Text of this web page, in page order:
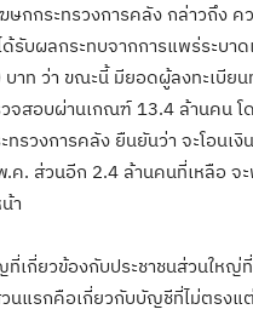
กกระทรวงการคลัง กล่าวถึง ค
ด้รับผลกระทบจากการแพร่ระบาด
าท ว่า ขณะนี้ มียอดผู้ลงทะเบีย
จสอบผ่านเกณฑ์ 13.4 ล้านคน โ
รวงการคลัง ยืนยันว่า จะโอนเงิ
ค. ส่วนอีก 2.4 ล้านคนที่เหลือ จ
า
เกี่ยวข้องกับประชาชนส่วนใหญ่
วนแรกคือเกี่ยวกับบัญชีที่ไม่ตรงแ